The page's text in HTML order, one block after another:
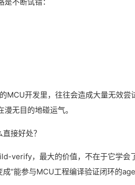
MCU开发里，往往会造成大量无效
无目的地碰运气。
接好处？
verify，最大的价值，不在于它学会
“能参与MCU工程编译验证闭环的